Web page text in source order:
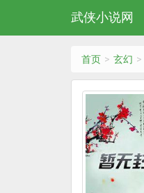
武侠小说网
首页 玄幻